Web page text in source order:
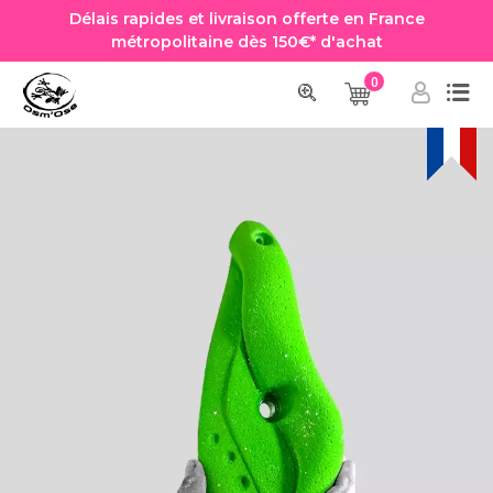
Délais rapides et livraison offerte en France
métropolitaine dès 150€* d'achat
0